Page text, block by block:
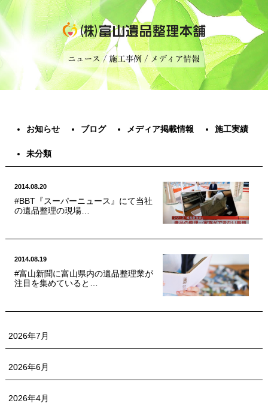
お知らせ ブログ メディア掲載情報 施工実績
未分類
2014.08.20
#BBT『スーパーニュース』にて当社
の遺品整理の現場…
2014.08.19
#富山新聞に富山県内の遺品整理業が
注目を集めていると…
2026年7月
2026年6月
2026年4月